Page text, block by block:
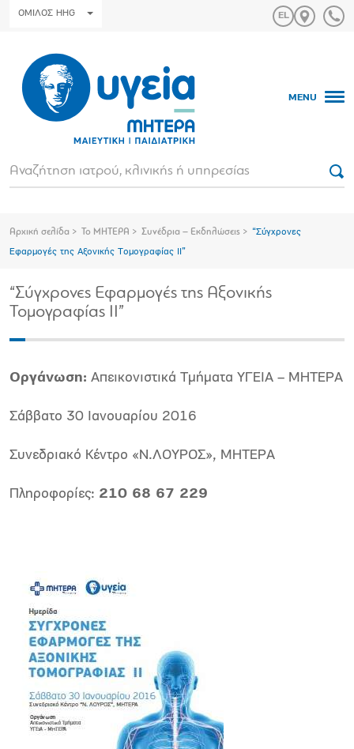
ΟΜΙΛΟΣ HHG
MENU
Αρχική σελίδα Το ΜΗΤΕΡΑ Συνέδρια – Εκδηλώσεις “Σύγχρονες
Εφαρμογές της Αξονικής Τομογραφίας II”
“Σύγχρονες Εφαρμογές της Αξονικής
Τομογραφίας II”
Οργάνωση: Απεικονιστικά Τμήματα ΥΓΕΙΑ – ΜΗΤΕΡΑ
Σάββατο 30 Ιανουαρίου 2016
Συνεδριακό Κέντρο «Ν.ΛΟΥΡΟΣ», ΜΗΤΕΡΑ
Πληροφορίες: 210 68 67 229